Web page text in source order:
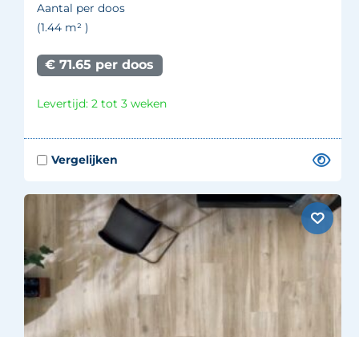
Aantal per doos
(1.44 m² )
€ 71.65 per doos
Levertijd: 2 tot 3 weken